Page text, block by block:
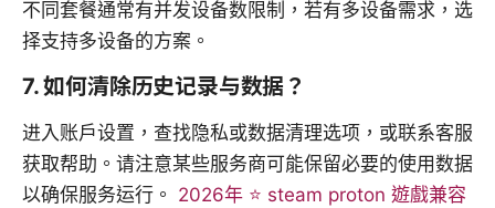
不同套餐通常有并发设备数限制，若有多设备需求，选
择支持多设备的方案。
7. 如何清除历史记录与数据？
进入账户设置，查找隐私或数据清理选项，或联系客服
获取帮助。请注意某些服务商可能保留必要的使用数据
以确保服务运行。 2026年 ⭐ steam proton 遊戲兼容